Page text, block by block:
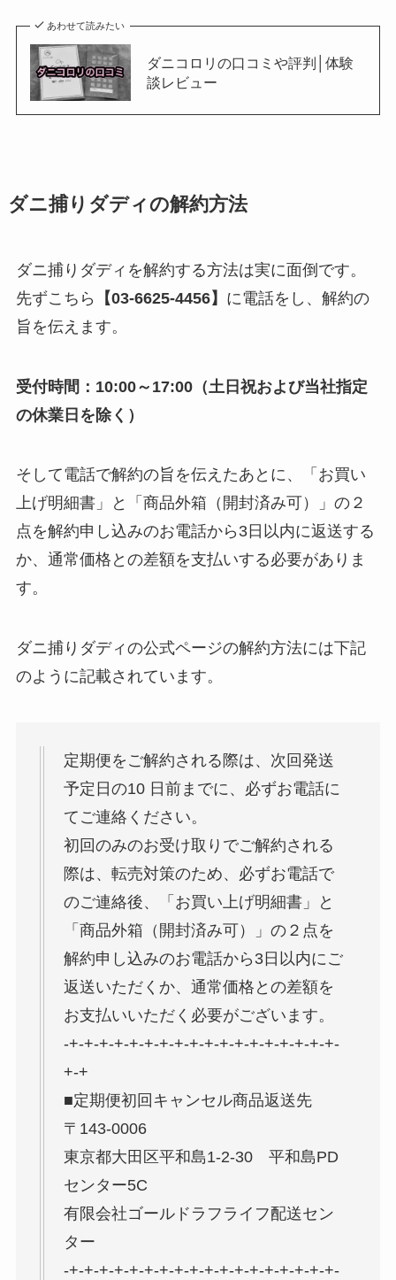
あわせて読みたい
ダニコロリの口コミや評判│体験
談レビュー
ダニ捕りダディの解約方法
ダニ捕りダディを解約する方法は実に面倒です。
先ずこちら
【03-6625-4456】 に電話をし、解約の
旨を伝えます。
受付時間：10:00～17:00（土日祝および当社指定
の休業日を除く）
そして電話で解約の旨を伝えたあとに、「お買い
上げ明細書」と「商品外箱（開封済み可）」の２
点を解約申し込みのお電話から3日以内に返送する
か、通常価格との差額を支払いする必要がありま
す。
ダニ捕りダディの公式ページの解約方法には下記
のように記載されています。
定期便をご解約される際は、次回発送
予定日の10 日前までに、必ずお電話に
てご連絡ください。
初回のみのお受け取りでご解約される
際は、転売対策のため、必ずお電話で
のご連絡後、「お買い上げ明細書」と
「商品外箱（開封済み可）」の２点を
解約申し込みのお電話から3日以内にご
返送いただくか、通常価格との差額を
お支払いいただく必要がございます。
-+-+-+-+-+-+-+-+-+-+-+-+-+-+-+-+-+-+-
+-+
■定期便初回キャンセル商品返送先
〒143-0006
東京都大田区平和島1-2-30 平和島PD
センター5C
有限会社ゴールドラフライフ配送セン
ター
-+-+-+-+-+-+-+-+-+-+-+-+-+-+-+-+-+-+-